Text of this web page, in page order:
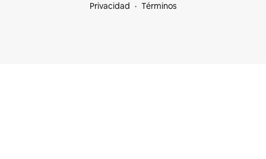
Privacidad
Términos